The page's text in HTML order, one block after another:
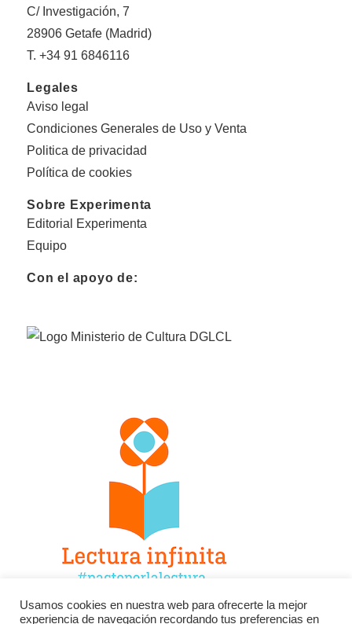
C/ Investigación, 7
28906 Getafe (Madrid)
T. +34 91 6846116
Legales
Aviso legal
Condiciones Generales de Uso y Venta
Politica de privacidad
Política de cookies
Sobre Experimenta
Editorial Experimenta
Equipo
Con el apoyo de:
Usamos cookies en nuestra web para ofrecerte la mejor
experiencia de navegación recordando tus preferencias en